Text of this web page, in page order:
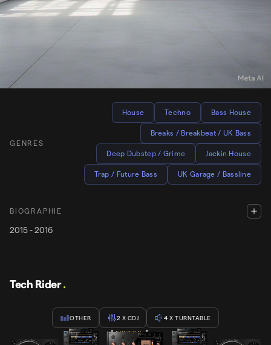
À propos de moi.
BPM
GENRES
House Techno Bass House
Breaks / Breakbeat / UK Bass
Deep Dubstep / Grime Jackin House
Trap / Future Bass UK Garage / Bassline
BIOGRAPHIE
2015 - 2016
Tech Rider.
OTHER 2 X CDJ 4 X TURNTABLE